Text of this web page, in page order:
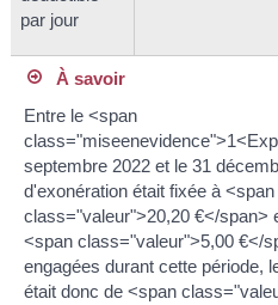
par jour
À savoir
Entre le <span
septembre 2022 et le 31
d'exonération était fixée à <span
class="valeur">20,20 €</span>
<span class="valeur">5,00 €</
engagées durant cette période,
était donc de <span